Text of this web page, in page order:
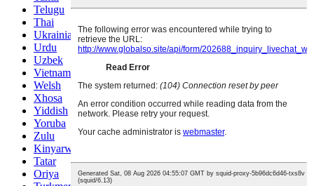
Telugu
Thai
Ukrainian
Urdu
Uzbek
Vietnamese
Welsh
Xhosa
Yiddish
Yoruba
Zulu
Kinyarwanda
Tatar
Oriya